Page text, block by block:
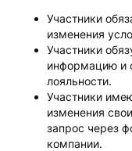
Участники
изменения
Участники
информацию и
лояльности.
Участники
изменения
запрос через
компании.